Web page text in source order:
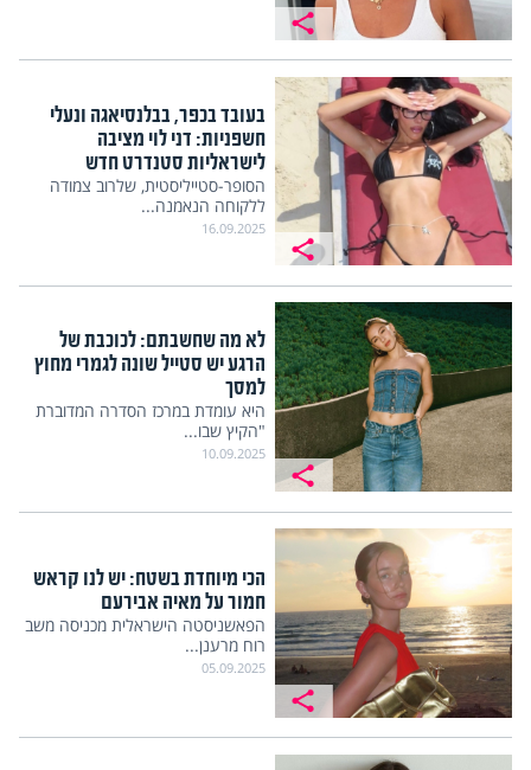
בעובד בכפר, בבלנסיאגה ונעלי
חשפניות: דני לוי מציבה
לישראליות סטנדרט חדש
הסופר-סטייליסטית, שלרוב צמודה
ללקוחה הנאמנה...
16.09.2025
לא מה שחשבתם: לכוכבת של
הרגע יש סטייל שונה לגמרי מחוץ
למסך
היא עומדת במרכז הסדרה המדוברת
"הקיץ שבו...
10.09.2025
הכי מיוחדת בשטח: יש לנו קראש
חמור על מאיה אבירעם
הפאשניסטה הישראלית מכניסה משב
רוח מרענן...
05.09.2025